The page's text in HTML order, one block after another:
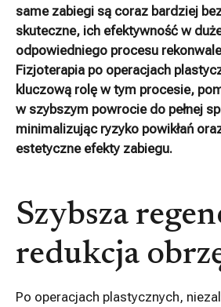
same zabiegi są coraz bardziej
skuteczne, ich efektywność w
odpowiedniego procesu
Fizjoterapia po operacjach
kluczową rolę w tym procesie,
w szybszym powrocie do pełnej
minimalizując ryzyko powikłań
estetyczne efekty zabiegu.
Szybsza
redukcja
Po operacjach plastycznych,